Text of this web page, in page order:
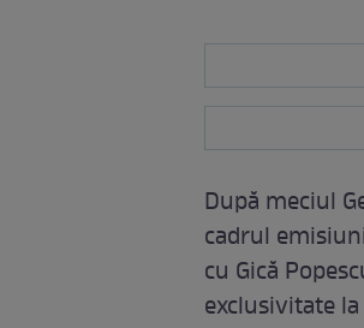
După meciul
cadrul
cu Gică
exclusivitate